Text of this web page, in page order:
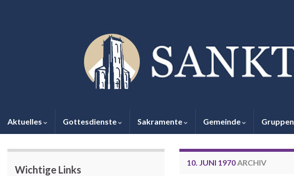
Aktuelles Gottesdienste Sakramente Gemeinde Gruppen
10. JUNI 1970ARCHIV
Wichtige Links